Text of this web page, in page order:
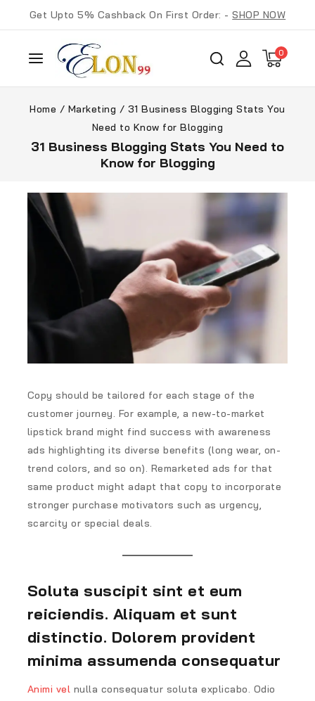
Get Upto 5% Cashback On First Order: -SHOP NOW
0
Home / Marketing / 31 Business Blogging Stats You
Need to Know for Blogging
31 Business Blogging Stats You Need to
Know for Blogging
Copy should be tailored for each stage of the
customer journey. For example, a new-to-market
lipstick brand might find success with awareness
ads highlighting its diverse benefits (long wear, on-
trend colors, and so on). Remarketed ads for that
same product might adapt that copy to incorporate
stronger purchase motivators such as urgency,
scarcity or special deals.
Soluta suscipit sint et eum
reiciendis. Aliquam et sunt
distinctio. Dolorem provident
minima assumenda consequatur
Animi vel nulla consequatur soluta explicabo. Odio